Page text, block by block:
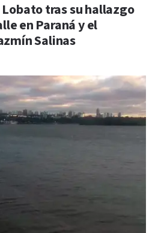
tras su hallazgo
en Paraná y el
Salinas